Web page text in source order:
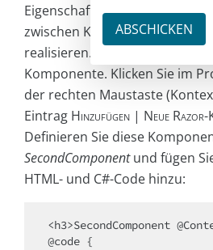
Eigenschaft im Quelltext. Wir
zwischen Komponenten
realisieren. Dazu benötigen wir
Komponente. Klicken Sie im
der rechten Maustaste
Eintrag Hinzufügen | Neue Razor-
Definieren Sie diese
SecondComponentund fügen
HTML- und C#-Code hinzu:
<h3>SecondComponent
@code {